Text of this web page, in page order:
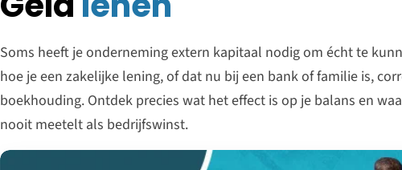
Soms heeft je onderneming extern kapitaal nodig om écht te
hoe je een zakelijke lening, of dat nu bij een bank of familie is,
boekhouding. Ontdek precies wat het effect is op je balans en
nooit meetelt als bedrijfswinst.